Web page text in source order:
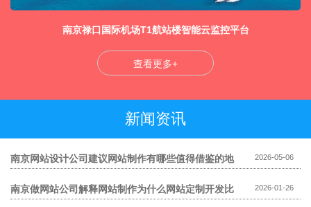
南京禄口国际机场T1航站楼智能云监控平台
查看更多+
新闻资讯
南京网站设计公司建议网站制作有哪些值得借鉴的地
2026-05-06
南京做网站公司解释网站制作为什么网站定制开发比
2026-01-26